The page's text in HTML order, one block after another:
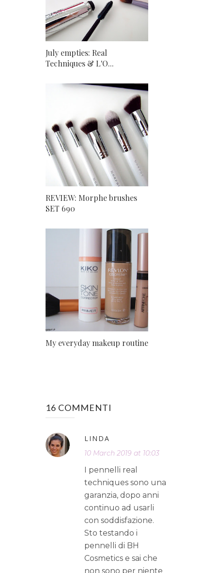
July empties: Real
Techniques & L'O...
REVIEW: Morphe brushes
SET 690
My everyday makeup routine
16 COMMENTI
LINDA
10 March 2019 at 10:03
I pennelli real
techniques sono una
garanzia, dopo anni
continuo ad usarli
con soddisfazione.
Sto testando i
pennelli di BH
Cosmetics e sai che
non sono per niente